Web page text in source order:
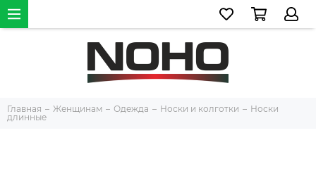
Главная Женщинам Одежда Носки и колготки
Носки
длинные